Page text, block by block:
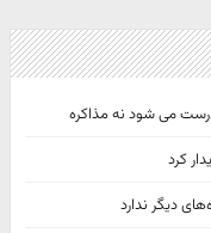
درست می شود نه مذاکره
کرد
دیگر ندارد